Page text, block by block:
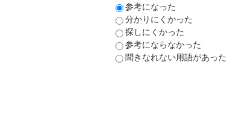
参考になった
分かりにくかった
探しにくかった
参考にならなかった
聞きなれない用語があった